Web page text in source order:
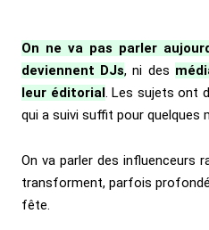
On ne va pas parler
deviennent DJs, ni des
leur éditorial. Les sujets ont
qui a suivi suffit pour quelques
On va parler des influenceurs
transforment, parfois
fête.